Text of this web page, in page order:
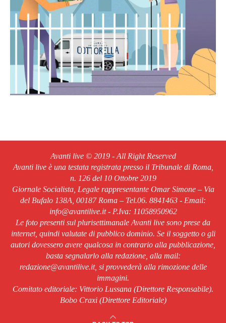
Avanti live © 2019 - All Right Reserved
Avanti live è una testata registrata presso il Tribunale di Roma,
n. 126 del 10 Ottobre 2019
Giornale Socialista, Legale rappresentante Omar Simone – Via
del Bufalo 138A, 00187 Roma – Tel.06. 8841463 - Email:
info@avantilive.it - P.Iva: 11058950962
Le foto presenti sul plurisettimanale Avanti live sono prese da
internet, quindi valutate di pubblico dominio. Se il soggetto o gli
autori dovessero avere qualcosa in contrario alla pubblicazione,
basta segnalarlo alla redazione, alla mail:
redazione@avantilive.it, si provvederà alla rimozione delle
immagini.
Comitato editoriale: Vittorio Lussana (Direttore Responsabile).
Bobo Craxi (Direttore Editoriale)